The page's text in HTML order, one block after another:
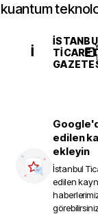
kuantum
İ
edilen
ekleyin
İstanbul
edilen